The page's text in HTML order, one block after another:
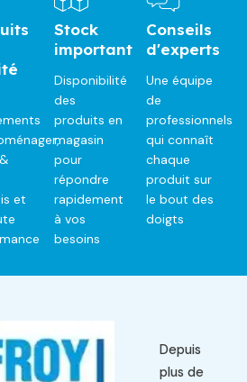
et
Stock
important
Disponibilité
des
produits en
magasin
pour
répondre
rapidement
à vos
besoins
Conseils
d'experts
Une équipe
de
professionnels
qui connaît
chaque
produit sur
le bout des
doigts
Depuis
plus de